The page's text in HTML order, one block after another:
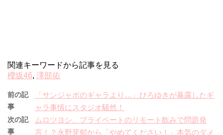
関連キーワードから記事を見る
櫻坂46, 澤部佑
前の記
事
「サンジャポのギャラより…」ひろゆきが暴露したギ
ャラ事情にスタジオ騒然！
次の記
事
ムロツヨシ、プライベートのリモート飲みで問題発
言！？永野芽郁から「やめてください！」本気のダメ